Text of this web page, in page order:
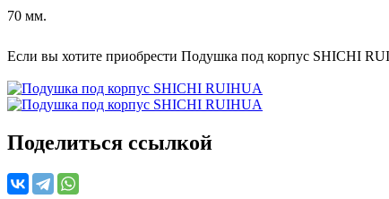
70 мм.
Если вы хотите приобрести Подушка под корпус SHICHI
Поделиться ссылкой